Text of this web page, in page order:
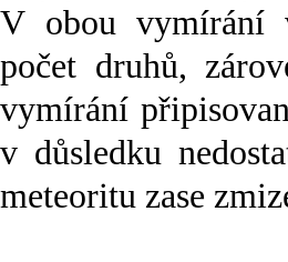
V obou vymírání
počet druhů,
vymírání
v důsledku
meteoritu zase